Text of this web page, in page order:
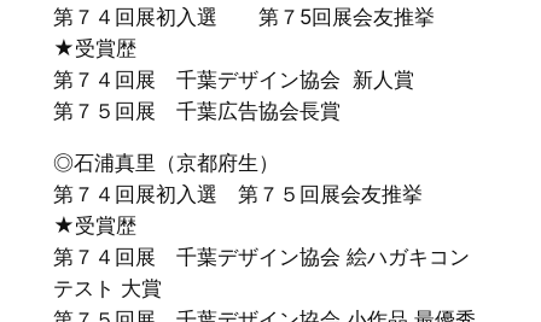
第７４回展初入選 第７5回展会友推挙
★受賞歴
第７４回展 千葉デザイン協会 新人賞
第７５回展 千葉広告協会長賞
◎石浦真里（京都府生）
第７４回展初入選 第７５回展会友推挙
★受賞歴
第７４回展 千葉デザイン協会 絵ハガキコン
テスト 大賞